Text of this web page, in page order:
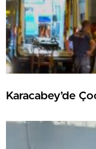
Karacabey’de